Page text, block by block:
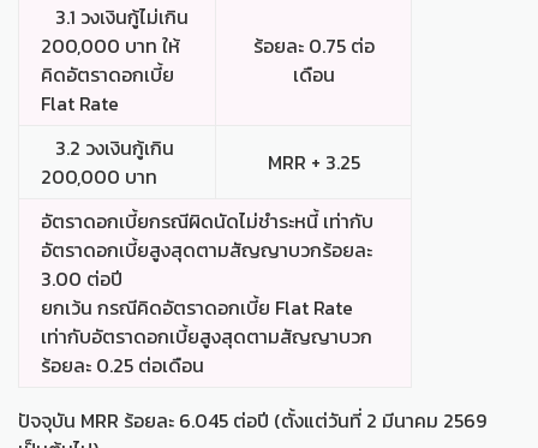
3.1 วงเงินกู้ไม่เกิน
200,000 บาท ให้
คิดอัตราดอกเบี้ย
Flat Rate
ร้อยละ 0.75 ต่อ
เดือน
3.2 วงเงินกู้เกิน
200,000 บาท
MRR + 3.25
อัตราดอกเบี้ยกรณีผิดนัดไม่ชำระหนี้ เท่ากับ
อัตราดอกเบี้ยสูงสุดตามสัญญาบวกร้อยละ
3.00 ต่อปี
ยกเว้น กรณีคิดอัตราดอกเบี้ย Flat Rate
เท่ากับอัตราดอกเบี้ยสูงสุดตามสัญญาบวก
ร้อยละ 0.25 ต่อเดือน
ปัจจุบัน MRR ร้อยละ 6.045 ต่อปี (ตั้งแต่วันที่ 2 มีนาคม 2569